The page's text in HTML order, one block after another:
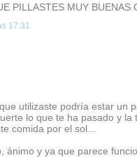
PILLASTES MUY BUENAS
17:31
utilizaste podría estar un
lo que te ha pasado y
comida por el sol...
ánimo y ya que parece